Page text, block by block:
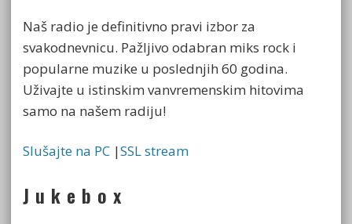
Naš radio je definitivno pravi izbor za
svakodnevnicu. Pažljivo odabran miks rock i
popularne muzike u poslednjih 60 godina.
Uživajte u istinskim vanvremenskim hitovima
samo na našem radiju!
Slušajte na PC |SSL stream
J u k e b o x